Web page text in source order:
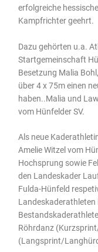
erfolgreiche
Kampfrichter geehrt.
Dazu gehörten u.a.
Startgemeinschaft
Besetzung Malia
über 4 x 75m einen
haben..Malia und
vom Hünfelder SV.
Als neue
Amelie Witzel vom
Hochsprung sowie
den Landeskader
Fulda-Hünfeld
Landeskaderathleten
Röhrdanz
(Langsprint/